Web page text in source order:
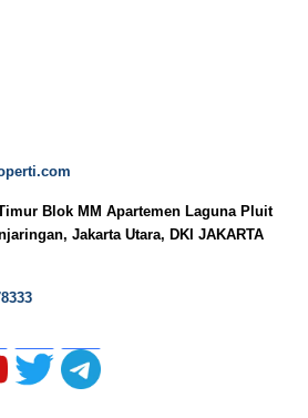
Blok MM Apartemen Laguna Pluit
Jakarta Utara, DKI JAKARTA